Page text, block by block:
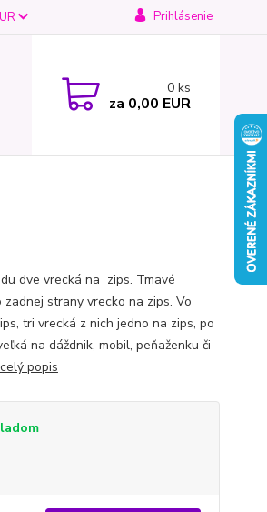
Prihlásenie
0 ks
za 0,00 EUR
dve vrecká na zips. Tmavé
strany vrecko na zips. Vo
tri vrecká z nich jedno na zips, po
na dáždnik, mobil, peňaženku či
celý popis